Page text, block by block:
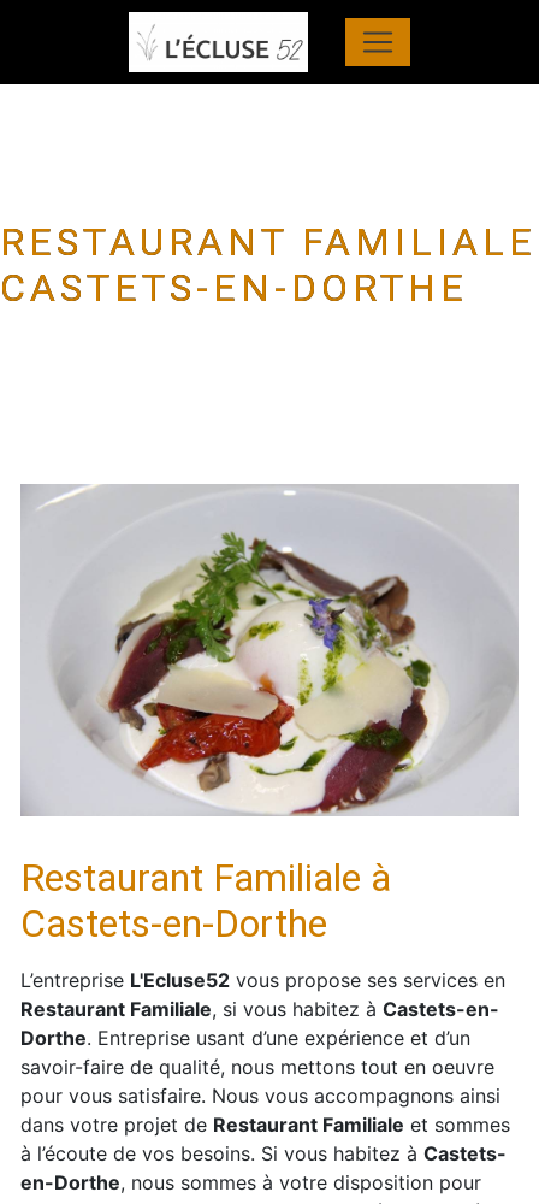
Panneau de gestion des cookies
RESTAURANT FAMILIALE
CASTETS-EN-DORTHE
Restaurant Familiale à
Castets-en-Dorthe
L’entreprise L'Ecluse52 vous propose ses services en
Restaurant Familiale, si vous habitez à Castets-en-
Dorthe. Entreprise usant d’une expérience et d’un
savoir-faire de qualité, nous mettons tout en oeuvre
pour vous satisfaire. Nous vous accompagnons ainsi
dans votre projet de Restaurant Familiale et sommes
à l’écoute de vos besoins. Si vous habitez à Castets-
en-Dorthe, nous sommes à votre disposition pour